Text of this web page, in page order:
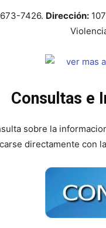
7426. Dirección:
Consultas e
sobre la
directamente con